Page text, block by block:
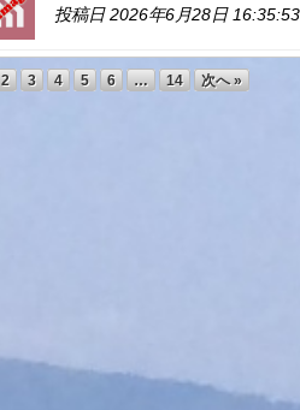
投稿日 2026年6月28日
2 3 4 5 6 … 14 次へ »